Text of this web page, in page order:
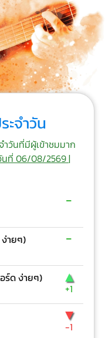
จำวัน
วันที่มีผู้เข้าชมมาก
ที่ 06/08/2569 |
-
ายๆ) -
ร์ด ง่ายๆ) ▲
+1
▼
-1